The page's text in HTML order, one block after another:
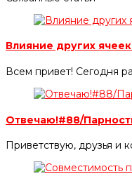
Влияние других
Всем привет! Сегодня
Отвечаю!#88/
Приветствую, друзья и